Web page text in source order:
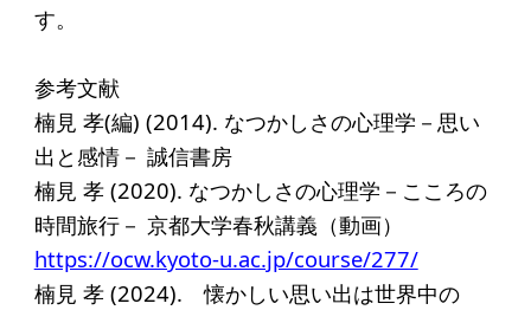
す。
参考文献
楠見 孝(編) (2014). なつかしさの心理学－思い
出と感情－ 誠信書房
楠見 孝 (2020). なつかしさの心理学－こころの
時間旅行－ 京都大学春秋講義（動画）
https://ocw.kyoto-u.ac.jp/course/277/
楠見 孝 (2024). 懐かしい思い出は世界中の